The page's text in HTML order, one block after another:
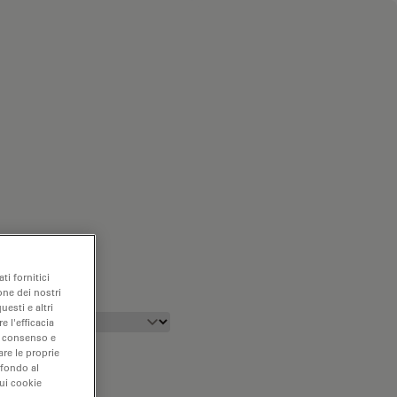
fornitici
dei nostri
e altri
l'efficacia
e
le proprie
al
cookie